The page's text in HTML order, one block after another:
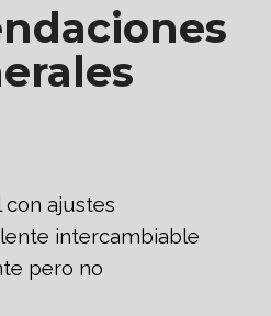
con ajustes
intercambiable
pero no